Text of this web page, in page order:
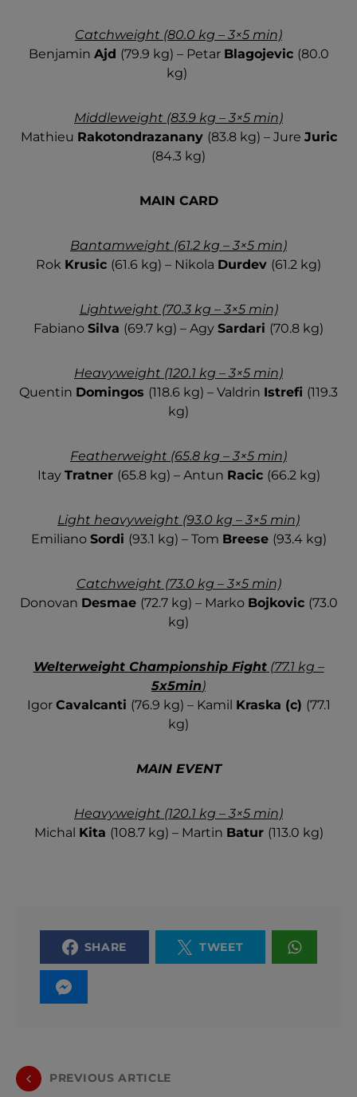
Catchweight (80.0 kg – 3×5 min)
Benjamin Ajd (79.9 kg) – Petar Blagojevic (80.0
kg)
Middleweight (83.9 kg – 3×5 min)
Mathieu Rakotondrazanany (83.8 kg) – Jure Juric
(84.3 kg)
MAIN CARD
Bantamweight (61.2 kg – 3×5 min)
Rok Krusic (61.6 kg) – Nikola Durdev (61.2 kg)
Lightweight (70.3 kg – 3×5 min)
Fabiano Silva (69.7 kg) – Agy Sardari (70.8 kg)
Heavyweight (120.1 kg – 3×5 min)
Quentin Domingos (118.6 kg) – Valdrin Istrefi (119.3
kg)
Featherweight (65.8 kg – 3×5 min)
Itay Tratner (65.8 kg) – Antun Racic (66.2 kg)
Light heavyweight (93.0 kg – 3×5 min)
Emiliano Sordi (93.1 kg) – Tom Breese (93.4 kg)
Catchweight (73.0 kg – 3×5 min)
Donovan Desmae (72.7 kg) – Marko Bojkovic (73.0
kg)
Welterweight Championship Fight(77.1 kg –
5x5min)
Igor Cavalcanti (76.9 kg) – Kamil Kraska (c) (77.1
kg)
MAIN EVENT
Heavyweight (120.1 kg – 3×5 min)
Michal Kita (108.7 kg) – Martin Batur (113.0 kg)
SHARE TWEET
PREVIOUS ARTICLE